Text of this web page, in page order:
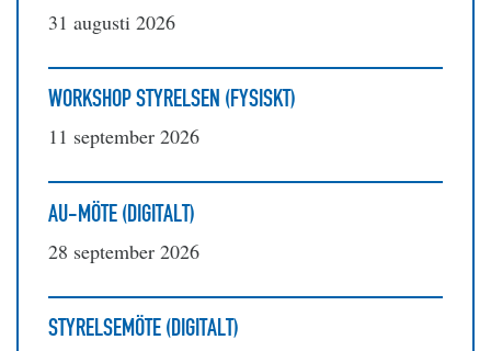
31 augusti 2026
WORKSHOP STYRELSEN (FYSISKT)
11 september 2026
AU-MÖTE (DIGITALT)
28 september 2026
STYRELSEMÖTE (DIGITALT)